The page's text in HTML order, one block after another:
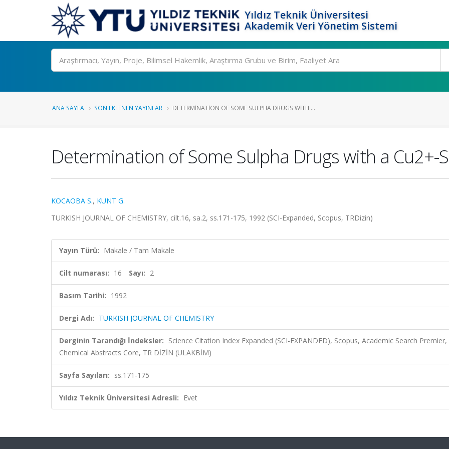
Yıldız Teknik Üniversitesi
Akademik Veri Yönetim Sistemi
Ara
ANA SAYFA SON EKLENEN YAYINLAR DETERMINATION OF SOME SULPHA DRUGS WITH ...
Determination of Some Sulpha Drugs with a Cu2+-
KOCAOBA S., KUNT G.
TURKISH JOURNAL OF CHEMISTRY, cilt.16, sa.2, ss.171-175, 1992 (SCI-Expanded, Scopus, TRDizin)
Yayın Türü: Makale / Tam Makale
Cilt numarası: 16 Sayı: 2
Basım Tarihi: 1992
Dergi Adı: TURKISH JOURNAL OF CHEMISTRY
Derginin Tarandığı İndeksler: Science Citation Index Expanded (SCI-EXPANDED), Scopus, Academic Search Premier,
Chemical Abstracts Core, TR DİZİN (ULAKBİM)
Sayfa Sayıları: ss.171-175
Yıldız Teknik Üniversitesi Adresli: Evet